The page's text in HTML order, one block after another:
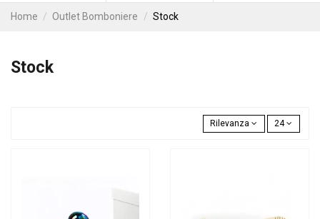
Home Outlet Bomboniere Stock
Stock
Rilevanza 24